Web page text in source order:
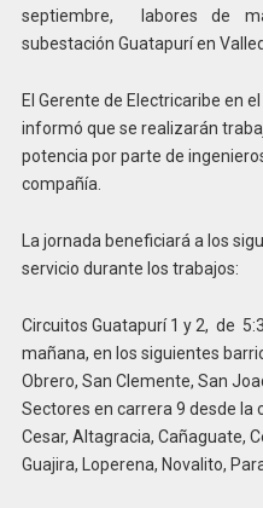
septiembre, labores de
subestación Guatapurí en
El Gerente de Electricaribe en
informó que se realizarán
potencia por parte de
compañía.
La jornada beneficiará a los
servicio durante los trabajos:
Circuitos Guatapurí 1 y 2, de
mañana, en los siguientes
Obrero, San Clemente, San
Sectores en carrera 9 desde la
Cesar, Altagracia, Cañaguate,
Guajira, Loperena, Novalito,